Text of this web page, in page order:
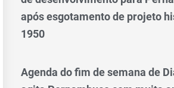
após esgotamento de projeto
1950
Agenda do fim de semana de